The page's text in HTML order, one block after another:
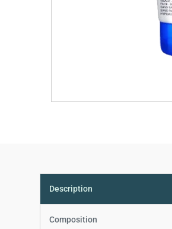
Composition
Description